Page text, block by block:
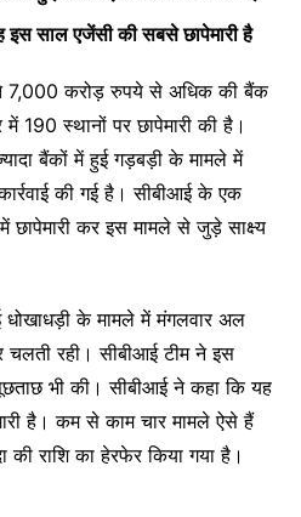
इस साल एजेंसी की सबसे छापेमारी है
7,000 करोड़ रुपये से अधिक की बैंक
190 स्थानों पर छापेमारी की है।
बैंकों में हुई गड़बड़ी के मामले में
की गई है। सीबीआई के एक
छापेमारी कर इस मामले से जुड़े साक्ष्य
धोखाधड़ी के मामले में मंगलवार अल
चलती रही। सीबीआई टीम ने इस
भी की। सीबीआई ने कहा कि यह
है। कम से काम चार मामले ऐसे हैं
राशि का हेरफेर किया गया है।